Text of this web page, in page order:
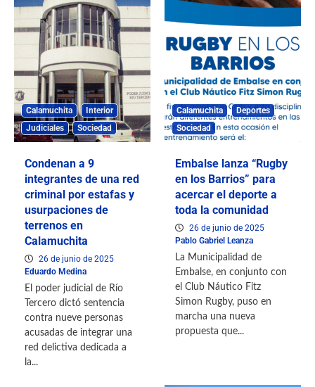
Calamuchita
Interior
Judiciales
Sociedad
Condenan a 9
integrantes de una red
criminal por estafas y
usurpaciones de
terrenos en
Calamuchita
26 de junio de 2025
Eduardo Medina
El poder judicial de Río
Tercero dictó sentencia
contra nueve personas
acusadas de integrar una
red delictiva dedicada a
la...
Calamuchita
Deportes
Sociedad
Embalse lanza “Rugby
en los Barrios” para
acercar el deporte a
toda la comunidad
26 de junio de 2025
Pablo Gabriel Leanza
La Municipalidad de
Embalse, en conjunto con
el Club Náutico Fitz
Simon Rugby, puso en
marcha una nueva
propuesta que...